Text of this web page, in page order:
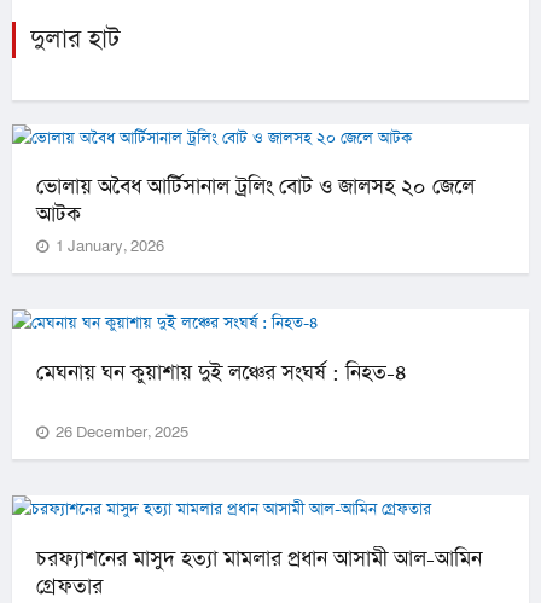
দুলার হাট
ভোলায় অবৈধ আর্টিসানাল ট্রলিং বোট ও জালসহ ২০ জেলে
আটক
1 January, 2026
মেঘনায় ঘন কুয়াশায় দুই লঞ্চের সংঘর্ষ : নিহত-৪
26 December, 2025
চরফ্যাশনের মাসুদ হত্যা মামলার প্রধান আসামী আল-আমিন
গ্রেফতার